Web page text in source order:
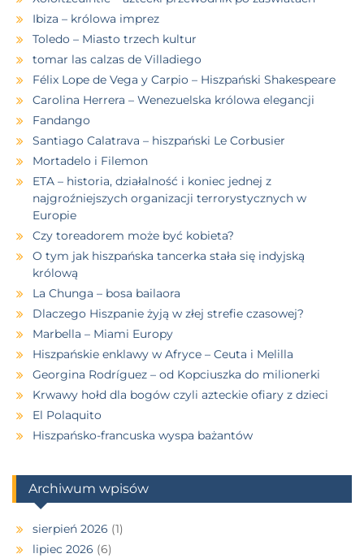
Ibiza – królowa imprez
Toledo – Miasto trzech kultur
tomar las calzas de Villadiego
Félix Lope de Vega y Carpio – Hiszpański Shakespeare
Carolina Herrera – Wenezuelska królowa elegancji
Fandango
Santiago Calatrava – hiszpański Le Corbusier
Mortadelo i Filemon
ETA – historia, działalność i koniec jednej z
najgroźniejszych organizacji terrorystycznych w
Europie
Czy toreadorem może być kobieta?
O tym jak hiszpańska tancerka stała się indyjską
królową
La Chunga – bosa bailaora
Dlaczego Hiszpanie żyją w złej strefie czasowej?
Marbella – Miami Europy
Hiszpańskie enklawy w Afryce – Ceuta i Melilla
Georgina Rodríguez – od Kopciuszka do milionerki
Krwawy hołd dla bogów czyli azteckie ofiary z dzieci
El Polaquito
Hiszpańsko-francuska wyspa bażantów
Archiwum wpisów
sierpień 2026 (1)
lipiec 2026 (6)